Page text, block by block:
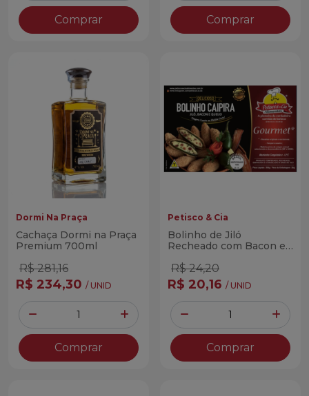
Comprar Comprar
Dormi Na Praça
Cachaça Dormi na Praça
Premium 700ml
R$ 281,16
R$ 234,30 / UNID
Diminuir Quantidade
Quantidade
Adicionar Quantidade
Comprar
Petisco & Cia
Bolinho de Jiló
Recheado com Bacon e
& Cia 350g
R$ 24,20
R$ 20,16 / UNID
Diminuir Quantidade
Quantidade
Comprar